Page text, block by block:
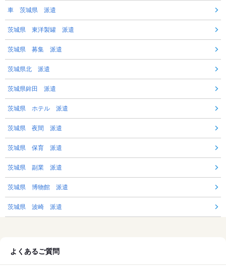
車 茨城県 派遣
茨城県 東洋製罐 派遣
茨城県 募集 派遣
茨城県北 派遣
茨城県鉾田 派遣
茨城県 ホテル 派遣
茨城県 夜間 派遣
茨城県 保育 派遣
茨城県 副業 派遣
茨城県 博物館 派遣
茨城県 波崎 派遣
よくあるご質問